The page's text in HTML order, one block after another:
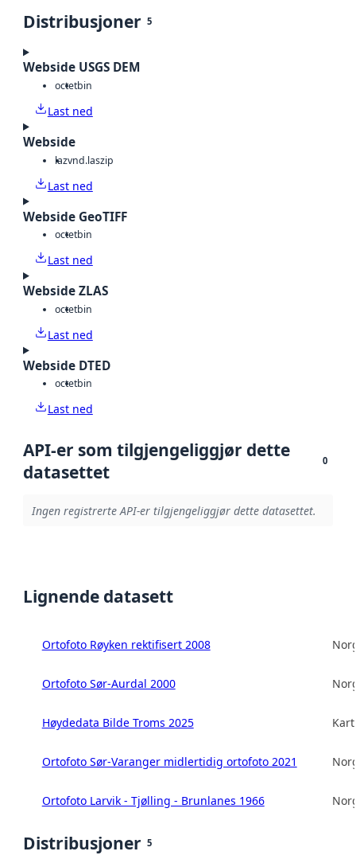
Distribusjoner 5
Webside USGS DEM
octetbin
Last ned
Webside
lazvnd.laszip
Last ned
Webside GeoTIFF
octetbin
Last ned
Webside ZLAS
octetbin
Last ned
Webside DTED
octetbin
Last ned
API-er som tilgjengeliggjør dette
datasettet
0
Ingen registrerte API-er tilgjengeliggjør dette datasettet.
Lignende datasett
Ortofoto Røyken rektifisert 2008
Ortofoto Sør-Aurdal 2000
Høydedata Bilde Troms 2025
Ortofoto Sør-Varanger midlertidig ortofoto 2021
Ortofoto Larvik - Tjølling - Brunlanes 1966
Distribusjoner 5